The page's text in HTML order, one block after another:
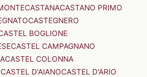
CASTANACASTANO PRIMO
CASTEGNERO
BOGLIONE
CASTEL CAMPAGNANO
CASTEL COLONNA
CASTEL D'AIANOCASTEL D'ARIO